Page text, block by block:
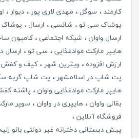
کارمند
سوگل مهدی لاری پور دیوار
پوشاک سی تو
شانسی ارسال
ارسال واوان
شبکه اجتماعی
کامیون
هایپر مارکت موادغذایی
سی تو
ارسال
ارزش افزوده
ویترین شهر
کیف و کفش
پت شاپ در اسلامشهر
پت شاپ گربه
هایپر مارکت موادغذایی واوان
پاشنه
بقالی واوان
هایپری در واوان
سوپر
فروشگاه آنلاین
پیش دبستانی دخترانه غیر دولتی بانو